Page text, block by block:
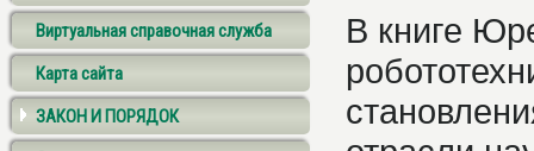
Виртуальная справочная служба
Карта сайта
ЗАКОН И ПОРЯДОК
В книге